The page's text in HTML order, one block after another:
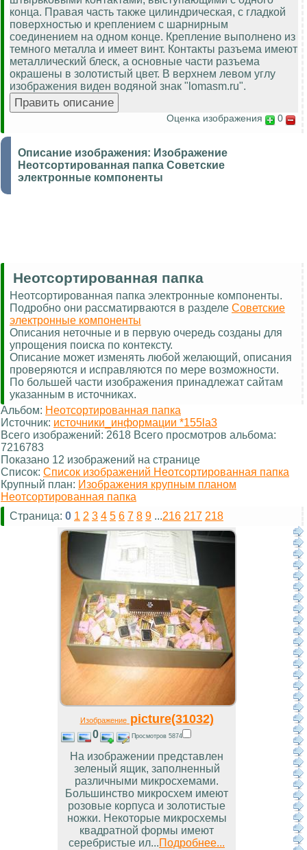
конца. Правая часть также цилиндрическая, с гладкой
поверхностью и креплением с шарнирным
соединением на одном конце. Крепление выполнено из
темного металла и имеет винт. Контакты разъема имеют
металлический блеск, а основные части разъема
окрашены в золотистый цвет. В верхнем левом углу
изображения виден водяной знак "lomasm.ru".
Оценка изображения 0
Описание изображения: Изображение
Неотсортированная папка Советские
электронные компоненты
Неотсортированная папка
Неотсортированная папка электронные компоненты.
Подробно они рассматирваются в разделе Советские
электронные компоненты
Описания неточные и в первую очередь созданы для
упрощения поиска по контексту.
Описание может изменять любой желающий, описания
проверяются и исправляются по мере возможности.
По большей части изображения принадлежат сайтам
указанным в источниках.
Альбом: Неотсортированная папка
Источник: источники_информации *155la3
Всего изображений: 2618 Всего просмотров альбома:
7216783
Показано 12 изображений на странице
Список: Список изображений Неотсортированная папка
Крупный план: Изображения крупным планом
Неотсортированная папка
Страница: 0 1 2 3 4 5 6 7 8 9 ...216 217 218
Изображениеpicture(31032)
0 Просмотров 5874
На изображении представлен
зеленый ящик, заполненный
различными микросхемами.
Большинство микросхем имеют
розовые корпуса и золотистые
ножки. Некоторые микросхемы
квадратной формы имеют
серебристые ил...Подробнее...